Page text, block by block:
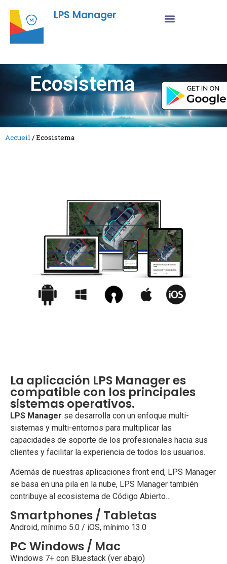
LPS Manager
Ecosistema
Accueil/Ecosistema
La aplicación LPS Manager es
compatible con los principales
sistemas operativos.
LPS Manager se desarrolla con un enfoque multi-
sistemas y multi-entornos para multiplicar las
capacidades de soporte de los profesionales hacia sus
clientes y facilitar la experiencia de todos los usuarios.
Además de nuestras aplicaciones front end, LPS Manager
se basa en una pila en la nube, LPS Manager también
contribuye al ecosistema de Código Abierto…
Smartphones / Tabletas
Android, mínimo 5.0 / iOS, mínimo 13.0
PC Windows / Mac
Windows 7+ con Bluestack (ver abajo)